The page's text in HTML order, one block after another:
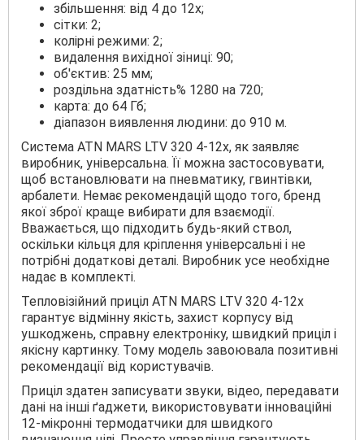
збільшення: від 4 до 12х;
сітки: 2;
колірні режими: 2;
видалення вихідної зіниці: 90;
об'єктив: 25 мм;
роздільна здатність% 1280 на 720;
карта: до 64 Гб;
діапазон виявлення людини: до 910 м.
Система ATN MARS LTV 320 4-12x, як заявляє
виробник, універсальна. Її можна застосовувати,
щоб встановлювати на пневматику, гвинтівки,
арбалети. Немає рекомендацій щодо того, бренд
якої зброї краще вибирати для взаємодії.
Вважається, що підходить будь-який ствол,
оскільки кільця для кріплення універсальні і не
потрібні додаткові деталі. Виробник усе необхідне
надає в комплекті.
Тепловізійний приціл ATN MARS LTV 320 4-12x
гарантує відмінну якість, захист корпусу від
ушкоджень, справну електроніку, швидкий приціл і
якісну картинку. Тому модель завоювала позитивні
рекомендації від користувачів.
Приціл здатен записувати звуки, відео, передавати
дані на інші ґаджети, використовувати інноваційні
12-мікронні термодатчики для швидкого